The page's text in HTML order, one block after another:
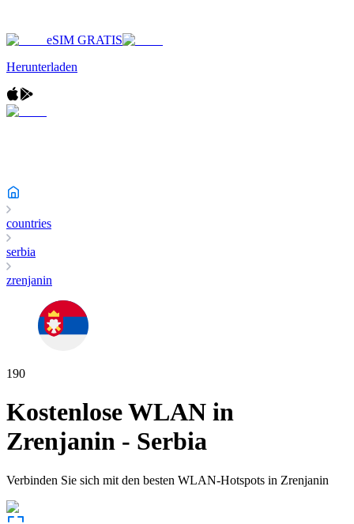
eSIM GRATIS
Herunterladen
countries
serbia
zrenjanin
190
Kostenlose WLAN in
Zrenjanin - Serbia
Verbinden Sie sich mit den besten WLAN-Hotspots in Zrenjanin